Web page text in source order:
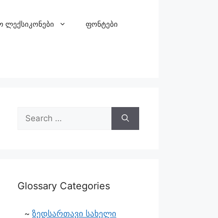
ლექსიკონები ფონტები
Glossary Categories
ზედსართავი სახელი